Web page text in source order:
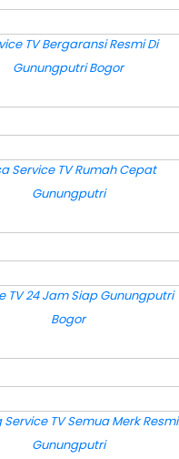
DETAIL
TV Bergaransi Resmi Di
Gunungputri Bogor
DETAIL
Service TV Rumah Cepat
Gunungputri
DETAIL
TV 24 Jam Siap Gunungputri
Bogor
DETAIL
Service TV Semua Merk Resmi
Gunungputri